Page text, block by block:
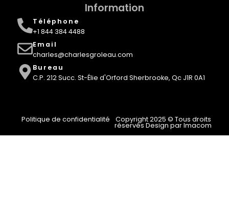
Information
Téléphone
+1 844 384 4488
Email
charles@charlesgroleau.com
Bureau
C.P. 212 Succ. St-Élie d'Orford Sherbrooke, Qc J1R 0A1
Politique de confidentialité Copyright 2025 © Tous droits
réservés Design par Imacom